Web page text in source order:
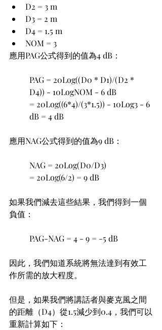
D2 = 3 m
D3 = 2 m
D4 = 1.5 m
NOM = 3
應用PAG公式得到的值為4 dB：
PAG = 20Log((D0 * D1)/(D2 *
D4)) - 10LogNOM - 6 dB
= 20Log((6*4)/(3*1.5)) - 10Log3 - 6
dB = 4 dB
應用NAG公式得到的值為9 dB：
NAG = 20Log(D0/D3)
= 20Log(6/2) = 9 dB
如果我們減去這些結果，我們得到一個
負值：
PAG-NAG = 4 - 9 = -5 dB
因此，我們知道系統將無法達到有效工
作所需的放大程度。
但是，如果我們將講話者與麥克風之間
的距離（D4）從1.5減少到0.4，我們可以
重新計算如下：